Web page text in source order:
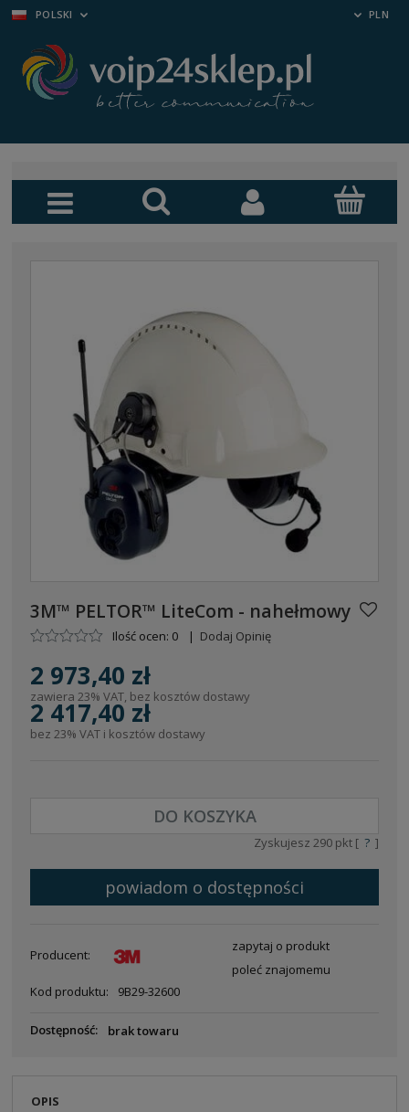
POLSKI PLN
3M™ PELTOR™ LiteCom - nahełmowy
Ilość ocen: 0 | Dodaj Opinię
2 973,40 zł
zawiera 23% VAT, bez kosztów dostawy
2 417,40 zł
bez 23% VAT i kosztów dostawy
DO KOSZYKA
Zyskujesz 290 pkt [ ? ]
powiadom o dostępności
Producent:
Kod produktu: 9B29-32600
zapytaj o produkt
poleć znajomemu
Dostępność: brak towaru
OPIS